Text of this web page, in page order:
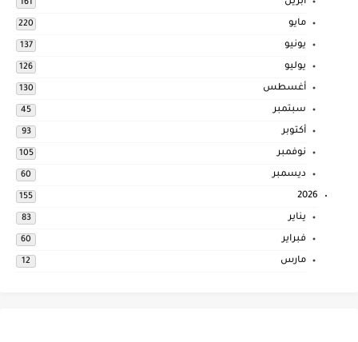
أبريل 161
مايو 220
يونيو 137
يوليو 126
أغسطس 130
سبتمبر 45
أكتوبر 93
نوفمبر 105
ديسمبر 60
2026
155
يناير 83
فبراير 60
مارس 12